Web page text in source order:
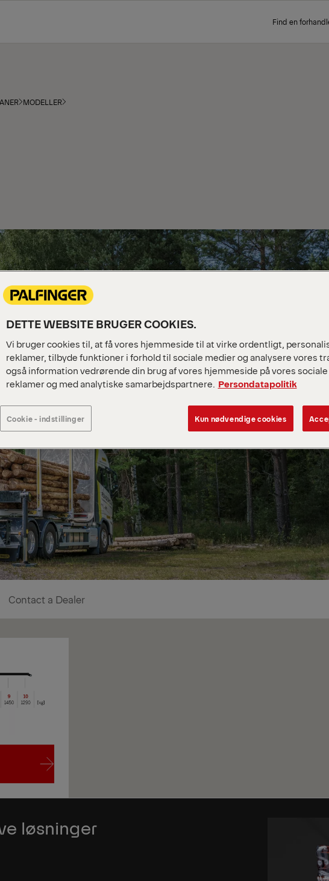
Find en
MODELLER
Contact a Dealer
løsninger
DETTE WEBSITE BRUGER COOKIES.
Vi bruger cookies til, at få vores hjemmeside til at virke ordentligt,
reklamer, tilbyde funktioner i forhold til sociale medier og analysere vores
også information vedrørende din brug af vores hjemmeside på vores
reklamer og med analytiske samarbejdspartnere. Persondatapolitik
Cookie - indstillinger Kun nødvendige cookies